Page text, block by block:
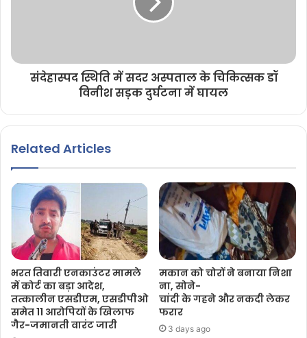
संदेहास्पद स्थिति में सदर अस्पताल के चिकित्सक डॉ
विनीश सड़क दुर्घटना में घायल
Related Articles
भरत तिवारी एनकाउंटर मामले
में कोर्ट का बड़ा आदेश,
तत्कालीन एसडीएम, एसडीपीओ
समेत 11 आरोपियों के खिलाफ
गैर-जमानती वारंट जारी
मकान को चोरों ने बनाया निशा
ना, सोने-
चांदी के गहने और नकदी लेकर
फरार
3 days ago